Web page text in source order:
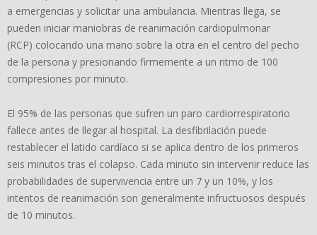
a emergencias y solicitar una ambulancia. Mientras llega, se
pueden iniciar maniobras de reanimación cardiopulmonar
(RCP) colocando una mano sobre la otra en el centro del pecho
de la persona y presionando firmemente a un ritmo de 100
compresiones por minuto.
El 95% de las personas que sufren un paro cardiorrespiratorio
fallece antes de llegar al hospital. La desfibrilación puede
restablecer el latido cardíaco si se aplica dentro de los primeros
seis minutos tras el colapso. Cada minuto sin intervenir reduce las
probabilidades de supervivencia entre un 7 y un 10%, y los
intentos de reanimación son generalmente infructuosos después
de 10 minutos.